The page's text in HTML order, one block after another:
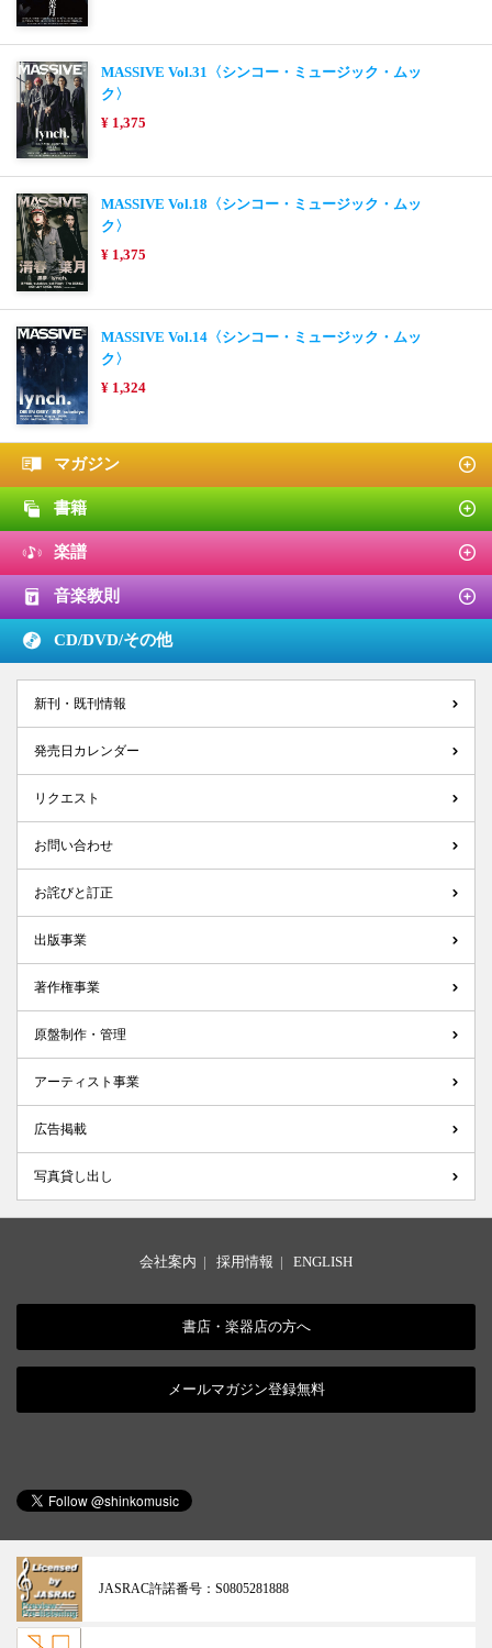
MASSIVE Vol.31〈シンコー・ミュージック・ムッ
ク〉
¥ 1,375
MASSIVE Vol.18〈シンコー・ミュージック・ムッ
ク〉
¥ 1,375
MASSIVE Vol.14〈シンコー・ミュージック・ムッ
ク〉
¥ 1,324
マガジン
書籍
楽譜
音楽教則
CD/DVD/その他
新刊・既刊情報
発売日カレンダー
リクエスト
お問い合わせ
お詫びと訂正
出版事業
著作権事業
原盤制作・管理
アーティスト事業
広告掲載
写真貸し出し
会社案内 | 採用情報 | ENGLISH
書店・楽器店の方へ
メールマガジン登録無料
JASRAC許諾番号： S0805281888